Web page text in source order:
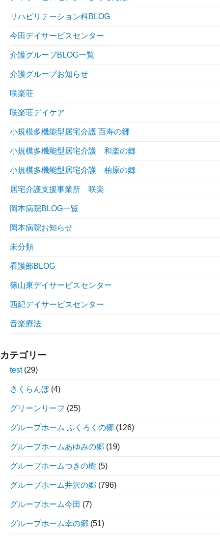
リハビリテーション科BLOG
今田デイサービスセンター
介護グループBLOG一覧
介護グループお知らせ
咲楽荘
咲楽荘デイケア
小規模多機能型居宅介護 百寿の郷
小規模多機能型居宅介護 和楽の郷
小規模多機能型居宅介護 柏原の郷
居宅介護支援事業所 咲楽
岡本病院BLOG一覧
岡本病院お知らせ
未分類
看護部BLOG
篠山東デイサービスセンター
西紀デイサービスセンター
音楽療法
カテゴリー
test(29)
さくらんぼ(4)
グリーンリーフ (25)
グループホーム ふくろくの郷 (126)
グループホームあゆみの郷 (19)
グループホームつきの樹 (5)
グループホーム井沢の郷 (796)
グループホーム今田 (7)
グループホーム幸の郷 (51)